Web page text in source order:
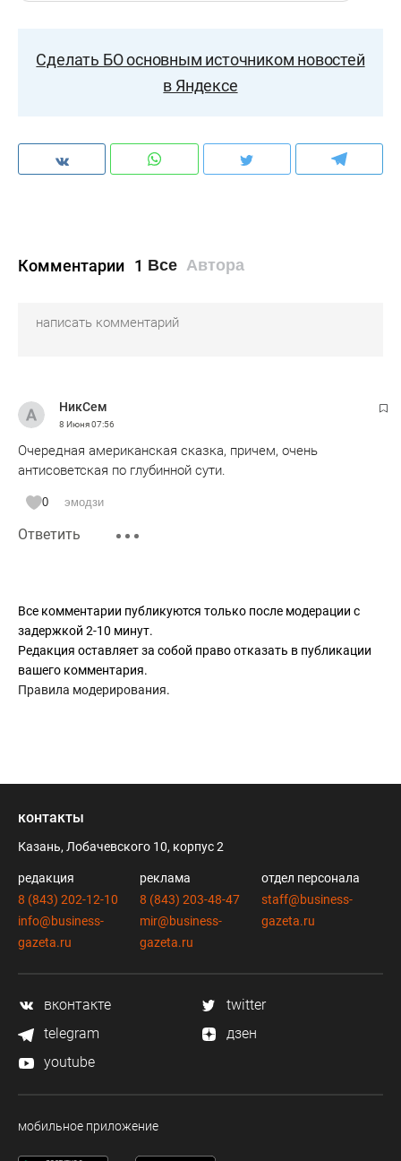
Сделать БО основным источником новостей
в Яндексе
Комментарии 1 Все Автора
НикСем
8 Июня07:56
Очередная американская сказка, причем, очень
антисоветская по глубинной сути.
0 эмодзи
Ответить
Все комментарии публикуются только после модерации с
задержкой 2-10 минут.
Редакция оставляет за собой право отказать в публикации
вашего комментария.
Правила модерирования.
контакты
Казань, Лобачевского 10, корпус 2
редакция
8 (843) 202-12-10
info@business-
gazeta.ru
реклама
8 (843) 203-48-47
mir@business-
gazeta.ru
отдел персонала
staff@business-
gazeta.ru
вконтакте
twitter
telegram
дзен
youtube
мобильное приложение